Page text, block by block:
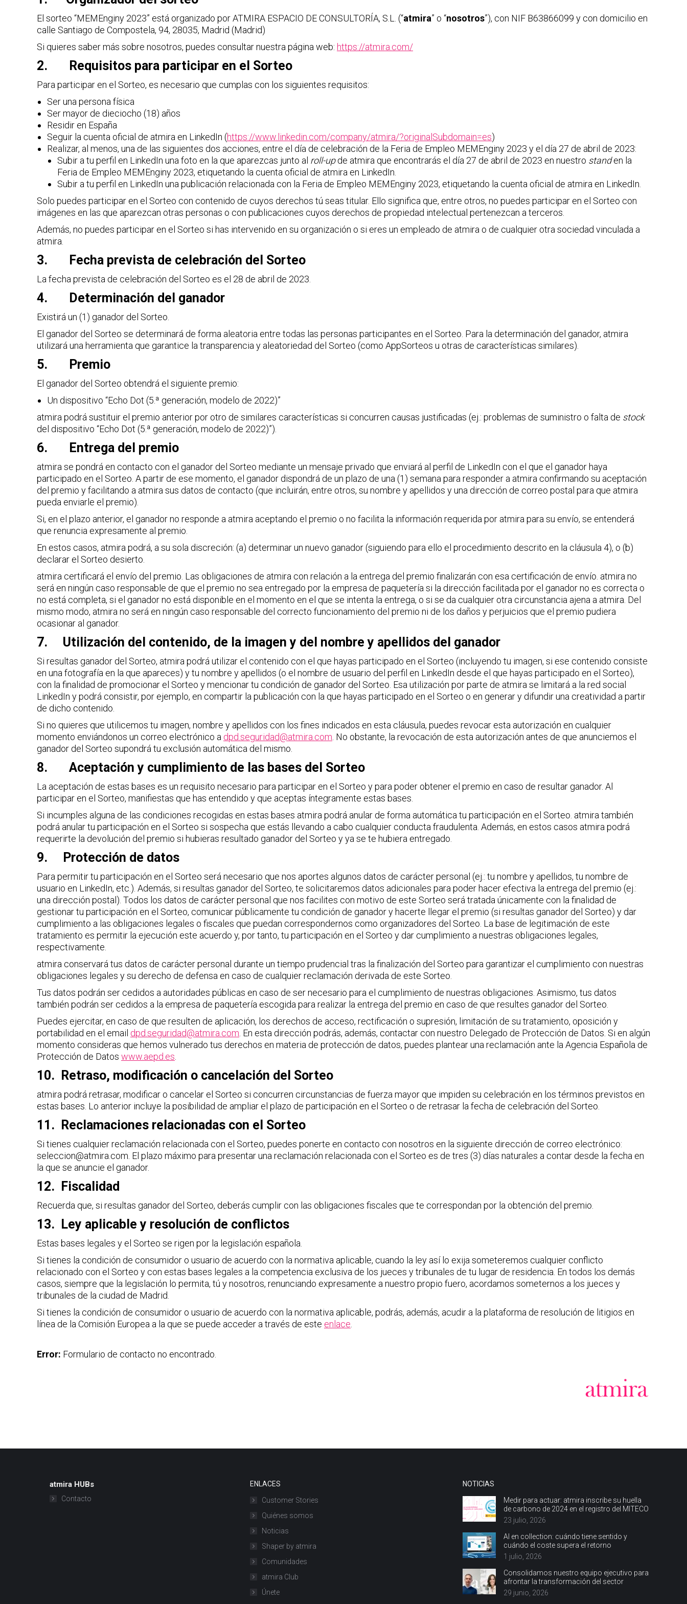
El sorteo “MEMEnginy 2023” está organizado por ATMIRA ESPACIO DE CONSULTORÍA, S.L. (“atmira” o “nosotros”), con NIF B63866099 y con domicilio en
calle Santiago de Compostela, 94, 28035, Madrid (Madrid)
Si quieres saber más sobre nosotros, puedes consultar nuestra página web: https://atmira.com/
2. Requisitos para participar en el Sorteo
Para participar en el Sorteo, es necesario que cumplas con los siguientes requisitos:
Ser una persona física
Ser mayor de dieciocho (18) años
Residir en España
Seguir la cuenta oficial de atmira en LinkedIn (https://www.linkedin.com/company/atmira/?originalSubdomain=es)
Realizar, al menos, una de las siguientes dos acciones, entre el día de celebración de la Feria de Empleo MEMEnginy 2023 y el día 27 de abril de 2023:
Subir a tu perfil en LinkedIn una foto en la que aparezcas junto al roll-upde atmira que encontrarás el día 27 de abril de 2023 en nuestro standen la
Feria de Empleo MEMEnginy 2023, etiquetando la cuenta oficial de atmira en LinkedIn.
Subir a tu perfil en LinkedIn una publicación relacionada con la Feria de Empleo MEMEnginy 2023, etiquetando la cuenta oficial de atmira en LinkedIn.
Solo puedes participar en el Sorteo con contenido de cuyos derechos tú seas titular. Ello significa que, entre otros, no puedes participar en el Sorteo con
imágenes en las que aparezcan otras personas o con publicaciones cuyos derechos de propiedad intelectual pertenezcan a terceros.
Además, no puedes participar en el Sorteo si has intervenido en su organización o si eres un empleado de atmira o de cualquier otra sociedad vinculada a
atmira.
3. Fecha prevista de celebración del Sorteo
La fecha prevista de celebración del Sorteo es el 28 de abril de 2023.
4. Determinación del ganador
Existirá un (1) ganador del Sorteo.
El ganador del Sorteo se determinará de forma aleatoria entre todas las personas participantes en el Sorteo. Para la determinación del ganador, atmira
utilizará una herramienta que garantice la transparencia y aleatoriedad del Sorteo (como AppSorteos u otras de características similares).
5. Premio
El ganador del Sorteo obtendrá el siguiente premio:
Un dispositivo “Echo Dot (5.ª generación, modelo de 2022)”
atmira podrá sustituir el premio anterior por otro de similares características si concurren causas justificadas (ej.: problemas de suministro o falta de stock
del dispositivo “Echo Dot (5.ª generación, modelo de 2022)”).
6. Entrega del premio
atmira se pondrá en contacto con el ganador del Sorteo mediante un mensaje privado que enviará al perfil de LinkedIn con el que el ganador haya
participado en el Sorteo. A partir de ese momento, el ganador dispondrá de un plazo de una (1) semana para responder a atmira confirmando su aceptación
del premio y facilitando a atmira sus datos de contacto (que incluirán, entre otros, su nombre y apellidos y una dirección de correo postal para que atmira
pueda enviarle el premio).
Si, en el plazo anterior, el ganador no responde a atmira aceptando el premio o no facilita la información requerida por atmira para su envío, se entenderá
que renuncia expresamente al premio.
En estos casos, atmira podrá, a su sola discreción: (a) determinar un nuevo ganador (siguiendo para ello el procedimiento descrito en la cláusula 4), o (b)
declarar el Sorteo desierto.
atmira certificará el envío del premio. Las obligaciones de atmira con relación a la entrega del premio finalizarán con esa certificación de envío. atmira no
será en ningún caso responsable de que el premio no sea entregado por la empresa de paquetería si la dirección facilitada por el ganador no es correcta o
no está completa, si el ganador no está disponible en el momento en el que se intenta la entrega, o si se da cualquier otra circunstancia ajena a atmira. Del
mismo modo, atmira no será en ningún caso responsable del correcto funcionamiento del premio ni de los daños y perjuicios que el premio pudiera
ocasionar al ganador.
7. Utilización del contenido, de la imagen y del nombre y apellidos del ganador
Si resultas ganador del Sorteo, atmira podrá utilizar el contenido con el que hayas participado en el Sorteo (incluyendo tu imagen, si ese contenido consiste
en una fotografía en la que apareces) y tu nombre y apellidos (o el nombre de usuario del perfil en LinkedIn desde el que hayas participado en el Sorteo),
con la finalidad de promocionar el Sorteo y mencionar tu condición de ganador del Sorteo. Esa utilización por parte de atmira se limitará a la red social
LinkedIn y podrá consistir, por ejemplo, en compartir la publicación con la que hayas participado en el Sorteo o en generar y difundir una creatividad a partir
de dicho contenido.
Si no quieres que utilicemos tu imagen, nombre y apellidos con los fines indicados en esta cláusula, puedes revocar esta autorización en cualquier
momento enviándonos un correo electrónico a dpd.seguridad@atmira.com . No obstante, la revocación de esta autorización antes de que anunciemos el
ganador del Sorteo supondrá tu exclusión automática del mismo.
8. Aceptación y cumplimiento de las bases del Sorteo
La aceptación de estas bases es un requisito necesario para participar en el Sorteo y para poder obtener el premio en caso de resultar ganador. Al
participar en el Sorteo, manifiestas que has entendido y que aceptas íntegramente estas bases.
Si incumples alguna de las condiciones recogidas en estas bases atmira podrá anular de forma automática tu participación en el Sorteo. atmira también
podrá anular tu participación en el Sorteo si sospecha que estás llevando a cabo cualquier conducta fraudulenta. Además, en estos casos atmira podrá
requerirte la devolución del premio si hubieras resultado ganador del Sorteo y ya se te hubiera entregado.
9. Protección de datos
Para permitir tu participación en el Sorteo será necesario que nos aportes algunos datos de carácter personal (ej.: tu nombre y apellidos, tu nombre de
usuario en LinkedIn, etc.). Además, si resultas ganador del Sorteo, te solicitaremos datos adicionales para poder hacer efectiva la entrega del premio (ej.:
una dirección postal). Todos los datos de carácter personal que nos facilites con motivo de este Sorteo será tratada únicamente con la finalidad de
gestionar tu participación en el Sorteo, comunicar públicamente tu condición de ganador y hacerte llegar el premio (si resultas ganador del Sorteo) y dar
cumplimiento a las obligaciones legales o fiscales que puedan correspondernos como organizadores del Sorteo. La base de legitimación de este
tratamiento es permitir la ejecución este acuerdo y, por tanto, tu participación en el Sorteo y dar cumplimiento a nuestras obligaciones legales,
respectivamente.
atmira conservará tus datos de carácter personal durante un tiempo prudencial tras la finalización del Sorteo para garantizar el cumplimiento con nuestras
obligaciones legales y su derecho de defensa en caso de cualquier reclamación derivada de este Sorteo.
Tus datos podrán ser cedidos a autoridades públicas en caso de ser necesario para el cumplimiento de nuestras obligaciones. Asimismo, tus datos
también podrán ser cedidos a la empresa de paquetería escogida para realizar la entrega del premio en caso de que resultes ganador del Sorteo.
Puedes ejercitar, en caso de que resulten de aplicación, los derechos de acceso, rectificación o supresión, limitación de su tratamiento, oposición y
portabilidad en el email dpd.seguridad@atmira.com . En esta dirección podrás, además, contactar con nuestro Delegado de Protección de Datos. Si en algún
momento consideras que hemos vulnerado tus derechos en materia de protección de datos, puedes plantear una reclamación ante la Agencia Española de
Protección de Datos www.aepd.es
10. Retraso, modificación o cancelación del Sorteo
atmira podrá retrasar, modificar o cancelar el Sorteo si concurren circunstancias de fuerza mayor que impiden su celebración en los términos previstos en
estas bases. Lo anterior incluye la posibilidad de ampliar el plazo de participación en el Sorteo o de retrasar la fecha de celebración del Sorteo.
11. Reclamaciones relacionadas con el Sorteo
Si tienes cualquier reclamación relacionada con el Sorteo, puedes ponerte en contacto con nosotros en la siguiente dirección de correo electrónico:
seleccion@atmira.com. El plazo máximo para presentar una reclamación relacionada con el Sorteo es de tres (3) días naturales a contar desde la fecha en
la que se anuncie el ganador.
12. Fiscalidad
Recuerda que, si resultas ganador del Sorteo, deberás cumplir con las obligaciones fiscales que te correspondan por la obtención del premio.
13. Ley aplicable y resolución de conflictos
Estas bases legales y el Sorteo se rigen por la legislación española.
Si tienes la condición de consumidor o usuario de acuerdo con la normativa aplicable, cuando la ley así lo exija someteremos cualquier conflicto
relacionado con el Sorteo y con estas bases legales a la competencia exclusiva de los jueces y tribunales de tu lugar de residencia. En todos los demás
casos, siempre que la legislación lo permita, tú y nosotros, renunciando expresamente a nuestro propio fuero, acordamos someternos a los jueces y
tribunales de la ciudad de Madrid.
Si tienes la condición de consumidor o usuario de acuerdo con la normativa aplicable, podrás, además, acudir a la plataforma de resolución de litigios en
línea de la Comisión Europea a la que se puede acceder a través de este enlace
Error: Formulario de contacto no encontrado.
atmira HUBs
Contacto
ENLACES
Customer Stories
Quiénes somos
Noticias
Shaper by atmira
Comunidades
atmira Club
Únete
NOTICIAS
Medir para actuar: atmira inscribe su huella
de carbono de 2024 en el registro del MITECO
23 julio, 2026
AI en collection: cuándo tiene sentido y
cuándo el coste supera el retorno
1 julio, 2026
Consolidamos nuestro equipo ejecutivo para
afrontar la transformación del sector
29 junio, 2026